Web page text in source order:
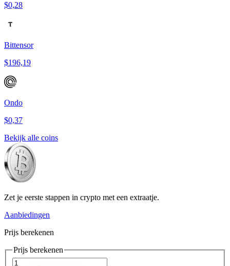
$0,28
Bittensor
$196,19
Ondo
$0,37
Bekijk alle coins
Zet je eerste stappen in crypto met een extraatje.
Aanbiedingen
Prijs berekenen
Prijs berekenen